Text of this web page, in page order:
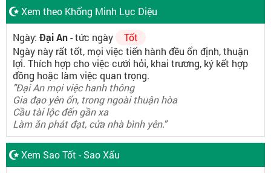
Xem theo Khổng Minh Lục Diệu
Ngày: Đại An- tức ngày
Tốt
Ngày này rất tốt, mọi việc tiến hành đều ổn định, thuận
lợi. Thích hợp cho việc cưới hỏi, khai trương, ký kết hợp
đồng hoặc làm việc quan trọng.
"Đại An mọi việc hanh thông
Gia đạo yên ổn, trong ngoài thuận hòa
Cầu tài lộc đến gần xa
Làm ăn phát đạt, cửa nhà bình yên."
Xem Sao Tốt - Sao Xấu